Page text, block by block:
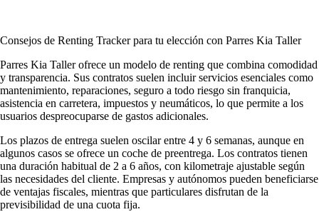
Consejos de Renting Tracker para tu elección con Parres Kia Taller
Parres Kia Taller ofrece un modelo de renting que combina comodidad
y transparencia. Sus contratos suelen incluir servicios esenciales como
mantenimiento, reparaciones, seguro a todo riesgo sin franquicia,
asistencia en carretera, impuestos y neumáticos, lo que permite a los
usuarios despreocuparse de gastos adicionales.
Los plazos de entrega suelen oscilar entre 4 y 6 semanas, aunque en
algunos casos se ofrece un coche de preentrega. Los contratos tienen
una duración habitual de 2 a 6 años, con kilometraje ajustable según
las necesidades del cliente. Empresas y autónomos pueden beneficiarse
de ventajas fiscales, mientras que particulares disfrutan de la
previsibilidad de una cuota fija.